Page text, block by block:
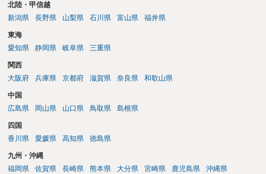
北陸・甲信越
新潟県
長野県 山梨県 石川県 富山県 福井県
東海
愛知県
静岡県 岐阜県 三重県
関西
大阪府
兵庫県 京都府 滋賀県 奈良県 和歌山県
中国
広島県
岡山県 山口県 鳥取県 島根県
四国
香川県
愛媛県 高知県 徳島県
九州・沖縄
福岡県
佐賀県 長崎県 熊本県 大分県 宮崎県 鹿児島県 沖縄県